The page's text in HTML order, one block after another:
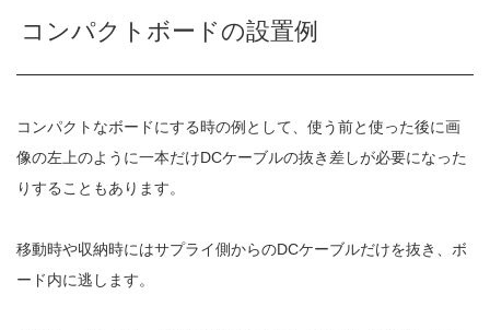
コンパクトボードの設置例
コンパクトなボードにする時の例として、使う前と使った後に画
像の左上のように一本だけDCケーブルの抜き差しが必要になった
りすることもあります。
移動時や収納時にはサプライ側からのDCケーブルだけを抜き、ボ
ード内に逃します。